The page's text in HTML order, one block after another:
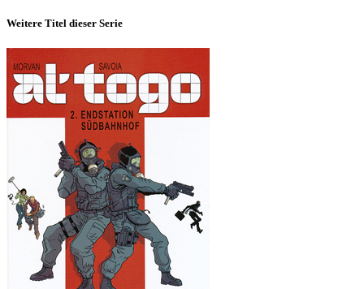
Weitere Titel dieser Serie